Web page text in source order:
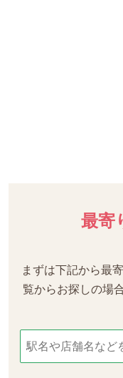
最寄
まずは下記から最
覧からお探しの場